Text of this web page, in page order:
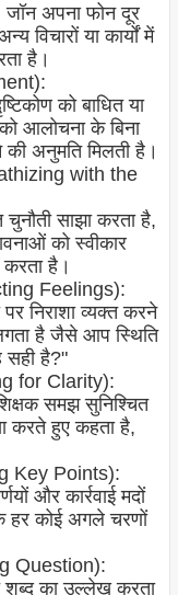
जॉन अपना फोन दूर
विचारों या कार्यों में
है।
को बाधित या
आलोचना के बिना
अनुमति मिलती है।
with the
साझा करता है,
को स्वीकार
है।
Feelings):
पर निराशा व्यक्त करने
है जैसे आप स्थिति
सही है?"
for Clarity):
समझ सुनिश्चित
करते हुए कहता है,
Key Points):
और कार्रवाई मदों
हर कोई अगले चरणों
Question):
शब्द का उल्लेख करता